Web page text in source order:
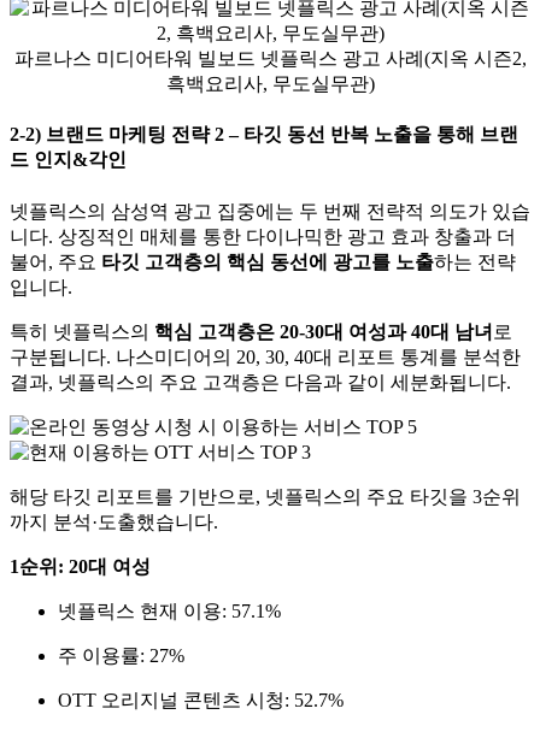
파르나스 미디어타워 빌보드 넷플릭스 광고 사례(지옥 시즌2,
흑백요리사, 무도실무관)
2-2) 브랜드 마케팅 전략 2 – 타깃 동선 반복 노출을 통해 브랜
드 인지&각인
넷플릭스의 삼성역 광고 집중에는 두 번째 전략적 의도가 있습
니다. 상징적인 매체를 통한 다이나믹한 광고 효과 창출과 더
불어, 주요 타깃 고객층의 핵심 동선에 광고를 노출하는 전략
입니다.
특히 넷플릭스의 핵심 고객층은 20-30대 여성과 40대 남녀 로
구분됩니다. 나스미디어의 20, 30, 40대 리포트 통계를 분석한
결과, 넷플릭스의 주요 고객층은 다음과 같이 세분화됩니다.
해당 타깃 리포트를 기반으로, 넷플릭스의 주요 타깃을 3순위
까지 분석·도출했습니다.
1순위: 20대 여성
넷플릭스 현재 이용: 57.1%
주 이용률: 27%
OTT 오리지널 콘텐츠 시청: 52.7%